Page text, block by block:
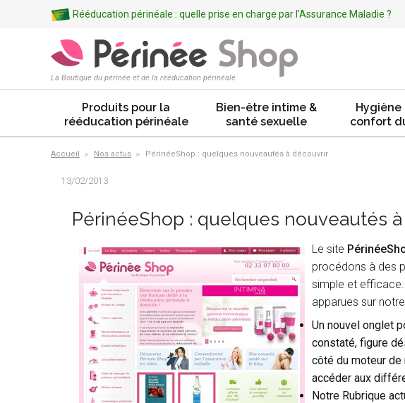
Rééducation périnéale : quelle prise en charge par l'Assurance Maladie ?
La Boutique du périnée et de la rééducation périnéale
Produits pour la
rééducation périnéale
Bien-être intime &
santé sexuelle
Hygiène
confort
Accueil Nos actus PérinéeShop : quelques nouveautés à découvrir
13/02/2013
PérinéeShop : quelques nouveautés
Le site
procédons à des
simple et
apparues sur
Un nouvel onglet
constaté, figure
côté du moteur de
accéder aux
Notre Rubrique